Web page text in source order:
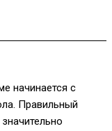
начинается с
Правильный